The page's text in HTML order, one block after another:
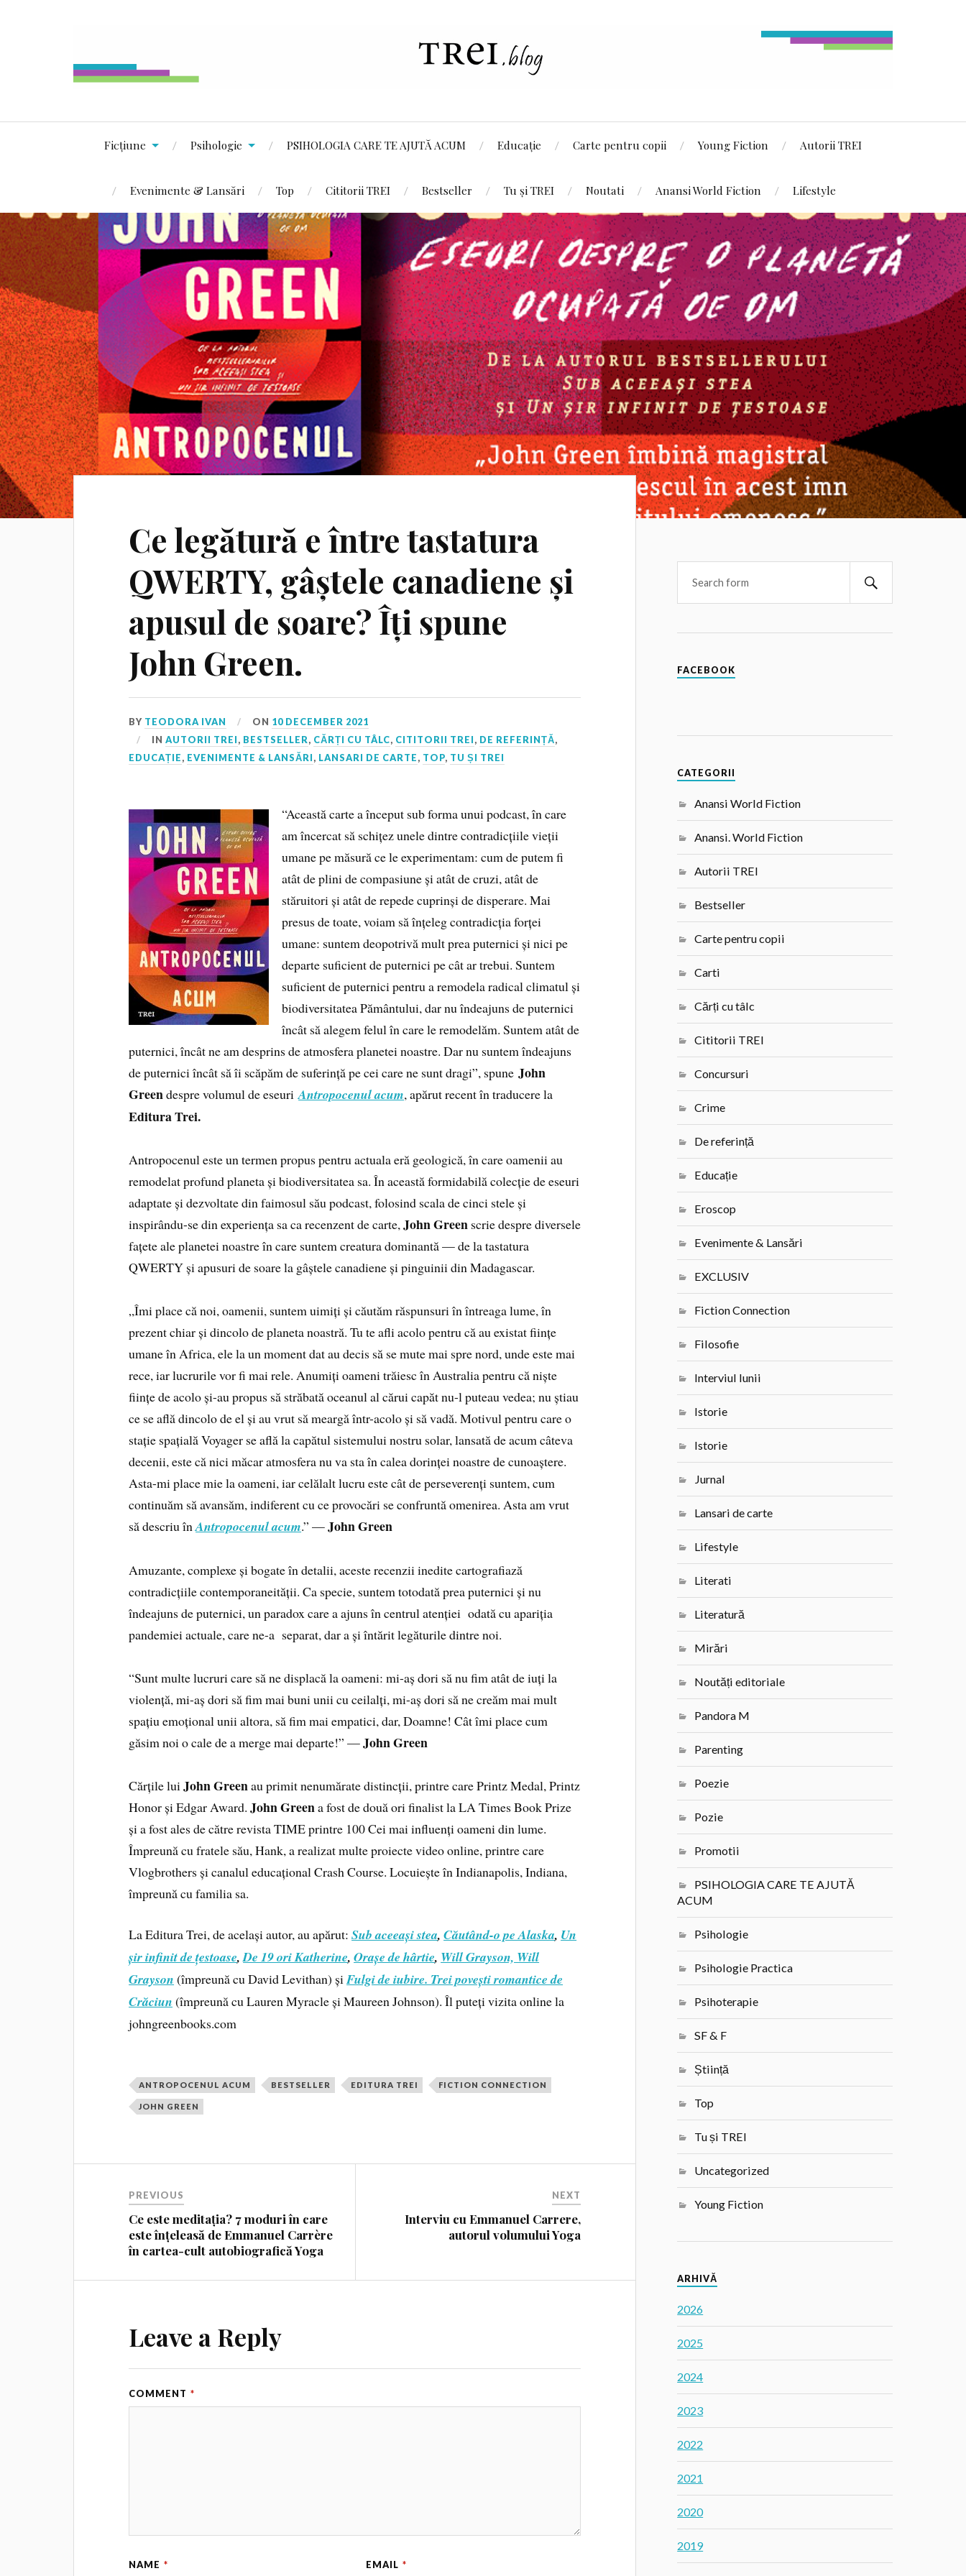
Ficțiune Psihologie PSIHOLOGIA CARE TE AJUTĂ ACUM Educație Carte pentru copii Young Fiction Autorii TREI
Evenimente & Lansări Top Cititorii TREI Bestseller Tu și TREI Noutati Anansi World Fiction Lifestyle
Ce legătură e între tastatura
QWERTY, gâștele canadiene și
apusul de soare? Îți spune
John Green.
BY TEODORA IVAN ON 10 DECEMBER 2021
INAUTORII TREI, BESTSELLER, CĂRȚI CU TÂLC, CITITORII TREI, DE REFERINȚĂ,
EDUCAȚIE, EVENIMENTE & LANSĂRI, LANSARI DE CARTE, TOP, TU ȘI TREI
“Această carte a început sub forma unui podcast, în care
am încercat să schițez unele dintre contradicțiile vieții
umane pe măsură ce le experimentam: cum de putem fi
atât de plini de compasiune și atât de cruzi, atât de
stăruitori și atât de repede cuprinși de disperare. Mai
presus de toate, voiam să înțeleg contradicția forței
umane: suntem deopotrivă mult prea puternici și nici pe
departe suficient de puternici pe cât ar trebui. Suntem
suficient de puternici pentru a remodela radical climatul și
biodiversitatea Pământului, dar nu îndeajuns de puternici
încât să alegem felul în care le remodelăm. Suntem atât de
puternici, încât ne am desprins de atmosfera planetei noastre. Dar nu suntem îndeajuns
de puternici încât să îi scăpăm de suferință pe cei care ne sunt dragi”, spuneJohn
Greendespre volumul de eseuriAntropocenul acum, apărut recent în traducere la
Editura Trei.
Antropocenul este un termen propus pentru actuala eră geologică, în care oamenii au
remodelat profund planeta și biodiversitatea sa. În această formidabilă colecție de eseuri
adaptate și dezvoltate din faimosul său podcast, folosind scala de cinci stele și
inspirându-se din experiența sa ca recenzent de carte,John Green scrie despre diversele
fațete ale planetei noastre în care suntem creatura dominantă — de la tastatura
QWERTY și apusuri de soare la gâștele canadiene și pinguinii din Madagascar.
„Îmi place că noi, oamenii, suntem uimiți și căutăm răspunsuri în întreaga lume, în
prezent chiar și dincolo de planeta noastră. Tu te afli acolo pentru că au existat ființe
umane în Africa, ele la un moment dat au decis să se mute mai spre nord, unde este mai
rece, iar lucrurile vor fi mai rele. Anumiți oameni trăiesc în Australia pentru că niște
ființe de acolo și-au propus să străbată oceanul al cărui capăt nu-l puteau vedea; nu știau
ce se află dincolo de el și au vrut să meargă într-acolo și să vadă. Motivul pentru care o
stație spațială Voyager se află la capătul sistemului nostru solar, lansată de acum câteva
decenii, este că nici măcar atmosfera nu va sta în calea dorinței noastre de cunoaștere.
Asta-mi place mie la oameni, iar celălalt lucru este cât de perseverenți suntem, cum
continuăm să avansăm, indiferent cu ce provocări se confruntă omenirea. Asta am vrut
să descriu înAntropocenul acum.” —John Green
Amuzante, complexe și bogate în detalii, aceste recenzii inedite cartografiază
contradicțiile contemporaneității. Ca specie, suntem totodată prea puternici și nu
îndeajuns de puternici, un paradox care a ajuns în centrul atenției odată cu apariția
pandemiei actuale, care ne-a separat, dar a și întărit legăturile dintre noi.
“Sunt multe lucruri care să ne displacă la oameni: mi-aș dori să nu fim atât de iuți la
violență, mi-aș dori să fim mai buni unii cu ceilalți, mi-aș dori să ne creăm mai mult
spațiu emoțional unii altora, să fim mai empatici, dar, Doamne! Cât îmi place cum
găsim noi o cale de a merge mai departe!” —John Green
Cărțile luiJohn Greenau primit nenumărate distincții, printre care Printz Medal, Printz
Honor și Edgar Award.John Greena fost de două ori finalist la LA Times Book Prize
și a fost ales de către revista TIME printre 100 Cei mai influenți oameni din lume.
Împreună cu fratele său, Hank, a realizat multe proiecte video online, printre care
Vlogbrothers și canalul educațional Crash Course. Locuiește în Indianapolis, Indiana,
împreună cu familia sa.
La Editura Trei, de același autor, au apărut:Sub aceeași stea,Căutând-o pe Alaska, Un
șir infinit de țestoase,De 19 ori Katherine,Orașe de hârtie, Will Grayson, Will
Grayson (împreună cu David Levithan) șiFulgi de iubire. Trei povești romantice de
Crăciun (împreună cu Lauren Myracle și Maureen Johnson). Îl puteți vizita online la
johngreenbooks.com
ANTROPOCENUL ACUM BESTSELLER EDITURA TREI FICTION CONNECTION
JOHN GREEN
PREVIOUS
Ce este meditația? 7 moduri în care
este înțeleasă de Emmanuel Carrère
în cartea-cult autobiografică Yoga
NEXT
Interviu cu Emmanuel Carrere,
autorul volumului Yoga
Leave a Reply
COMMENT *
NAME * EMAIL *
FACEBOOK
CATEGORII
Anansi World Fiction
Anansi. World Fiction
Autorii TREI
Bestseller
Carte pentru copii
Carti
Cărți cu tâlc
Cititorii TREI
Concursuri
Crime
De referință
Educație
Eroscop
Evenimente & Lansări
EXCLUSIV
Fiction Connection
Filosofie
Interviul lunii
Istorie
Istorie
Jurnal
Lansari de carte
Lifestyle
Literati
Literatură
Mirări
Noutăți editoriale
Pandora M
Parenting
Poezie
Pozie
Promotii
PSIHOLOGIA CARE TE AJUTĂ
ACUM
Psihologie
Psihologie Practica
Psihoterapie
SF & F
Știință
Top
Tu și TREI
Uncategorized
Young Fiction
ARHIVĂ
2026
2025
2024
2023
2022
2021
2020
2019